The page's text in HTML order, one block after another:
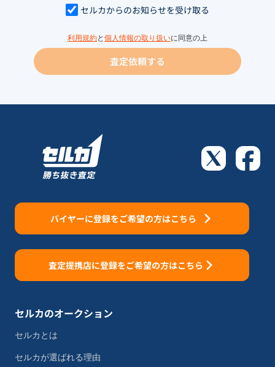
セルカからのお知らせを受け取る
利用規約と 個人情報の取り扱いに同意の上
査定依頼する
バイヤーに登録をご希望の方はこちら
査定提携店に登録をご希望の方はこちら
セルカのオークション
セルカとは
セルカが選ばれる理由